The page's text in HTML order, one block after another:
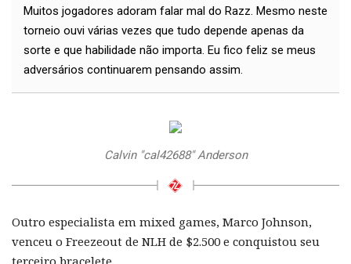
Muitos jogadores adoram falar mal do Razz. Mesmo neste
torneio ouvi várias vezes que tudo depende apenas da
sorte e que habilidade não importa. Eu fico feliz se meus
adversários continuarem pensando assim.
Calvin "cal42688" Anderson
Outro especialista em mixed games, Marco Johnson,
venceu o Freezeout de NLH de $2.500 e conquistou seu